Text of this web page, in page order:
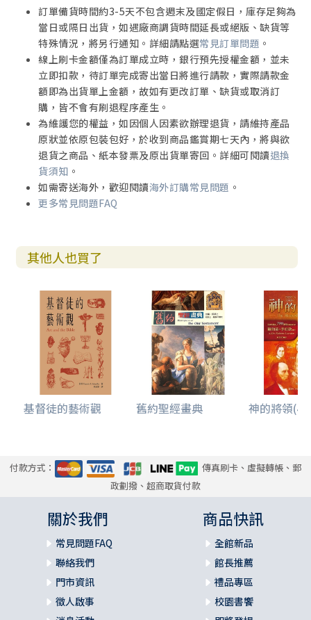
訂單備貨時間約3-5天不包含週末及國定假日，庫存足夠為
當日或隔日出貨，如遇廠商調貨時間延長或絕版、缺貨等
特殊情況，將另行通知。詳細請點選常見訂單問題 。
線上刷卡金額僅為訂單成立時，銀行預先授權金額，並未
立即扣款，待訂單完成寄出當日將進行請款，實際請款金
額即為出貨單上金額，故如有更改訂單、缺貨或取消訂
購，皆不會有刷退程序產生。
為維護您的權益，如因個人因素欲辦理退貨，請維持產品
原狀並依原包裝包好，於收到商品鑑賞期七天內，將與欲
退貨之商品、紙本發票及原出貨單寄回。詳細可閱讀退換
貨須知 。
如需寄送海外，歡迎閱讀海外訂購常見問題 。
更多常見問題FAQ
其他人也買了
基督徒的藝術觀 舊約聖經畫典 神的將領(4)
付款方式：
傳真刷卡、虛擬轉帳、郵
政劃撥、超商取貨付款
關於我們
常見問題FAQ
聯絡我們
門市資訊
徵人啟事
商品快訊
全館新品
館長推薦
禮品專區
校園書饗